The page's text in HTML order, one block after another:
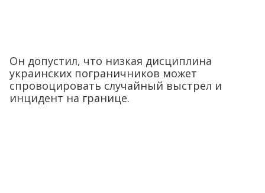
Он допустил, что низкая дисциплина
украинских пограничников может
спровоцировать случайный выстрел и
инцидент на границе.